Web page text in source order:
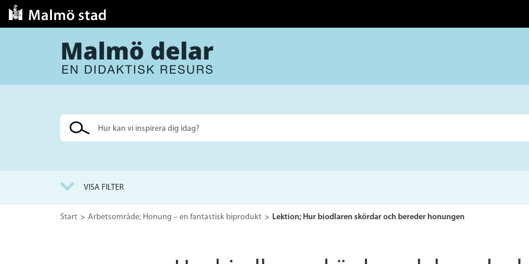
Sök
VISA FILTER
Start Arbetsområde; Honung – en fantastisk biprodukt Lektion; Hur biodlaren skördar och bereder honungen